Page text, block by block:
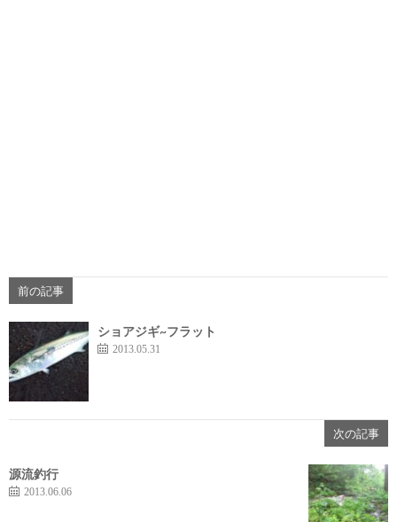
前の記事
ショアジギ~フラット
2013.05.31
次の記事
源流釣行
2013.06.06